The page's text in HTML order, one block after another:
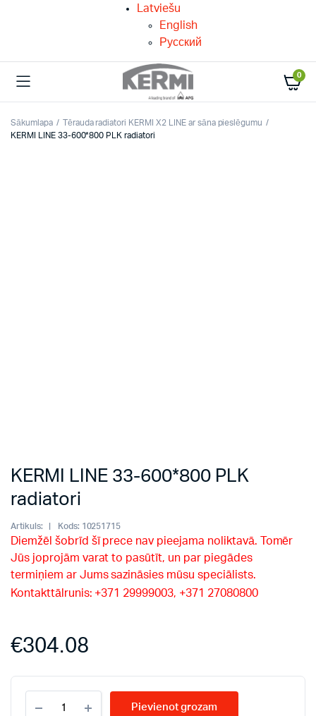
Latviešu
English
Русский
0
Sākumlapa
Tērauda radiatori KERMI X2 LINE ar sāna pieslēgumu
KERMI LINE 33-600*800 PLK radiatori
KERMI LINE 33-600*800 PLK
radiatori
Artikuls: Kods: 10251715
Diemžēl šobrīd šī prece nav pieejama noliktavā. Tomēr
Jūs joprojām varat to pasūtīt, un par piegādes
termiņiem ar Jums sazināsies mūsu speciālists.
Kontakttālrunis: +371 29999003, +371 27080800
€304.08
LINE
Pievienot grozam